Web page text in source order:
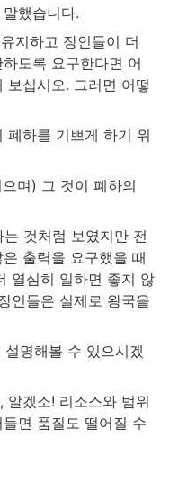
했습니다.
지하고 장인들이 더
도록 요구한다면 어
십시오. 그러면 어떻
폐하를 기쁘게 하기 위
며) 그 것이 폐하의
것처럼 보였지만 전
출력을 요구했을 때
열심히 일하면 좋지 않
인들은 실제로 왕국을
명해볼 수 있으시겠
알겠소! 리소스와 범위
면 품질도 떨어질 수